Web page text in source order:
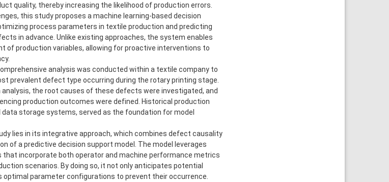
quality, thereby increasing the likelihood of production errors.
this study proposes a machine learning-based decision
process parameters in textile production and predicting
in advance. Unlike existing approaches, the system enables
of production variables, allowing for proactive interventions to
analysis was conducted within a textile company to
prevalent defect type occurring during the rotary printing stage.
the root causes of these defects were investigated, and
production outcomes were defined. Historical production
storage systems, served as the foundation for model
lies in its integrative approach, which combines defect causality
of a predictive decision support model. The model leverages
that incorporate both operator and machine performance metrics
scenarios. By doing so, it not only anticipates potential
optimal parameter configurations to prevent their occurrence.